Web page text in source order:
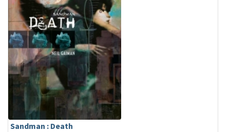
Sandman : Death